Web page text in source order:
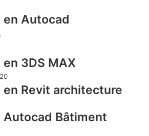
en Autocad
3DS MAX
en Revit architecture
Autocad Bâtiment